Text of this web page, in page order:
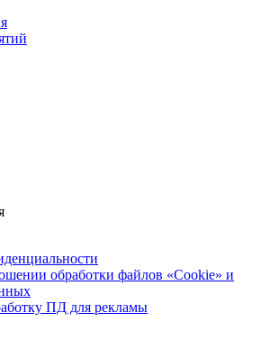
обработки файлов «Cookie» и
ПД для рекламы